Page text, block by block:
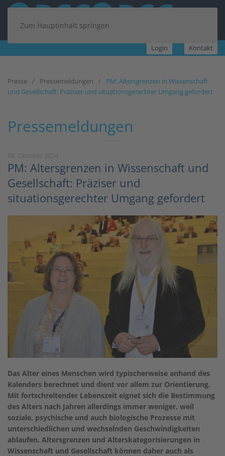
Zum Hauptinhalt springen
Login Kontakt
Presse Pressemeldungen
PM: Altersgrenzen in Wissenschaft
und Gesellschaft: Präziser und situationsgerechter Umgang gefordert
Pressemeldungen
PM: Altersgrenzen in Wissenschaft und
Gesellschaft: Präziser und
situationsgerechter Umgang gefordert
Das Alter eines Menschen wird typischerweise anhand des
Kalenders berechnet und dient vor allem zur Orientierung.
Mit fortschreitender Lebenszeit eignet sich die Bestimmung
des Alters nach Jahren allerdings immer weniger, weil
soziale, psychische und auch biologische Prozesse mit
unterschiedlichen und wechselnden Geschwindigkeiten
ablaufen. Altersgrenzen und Alterskategorisierungen in
Wissenschaft und Gesellschaft können daher auch als